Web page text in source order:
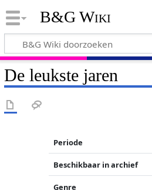
B&G Wiki
De leukste jaren
Periode
Beschikbaar in archief
Genre